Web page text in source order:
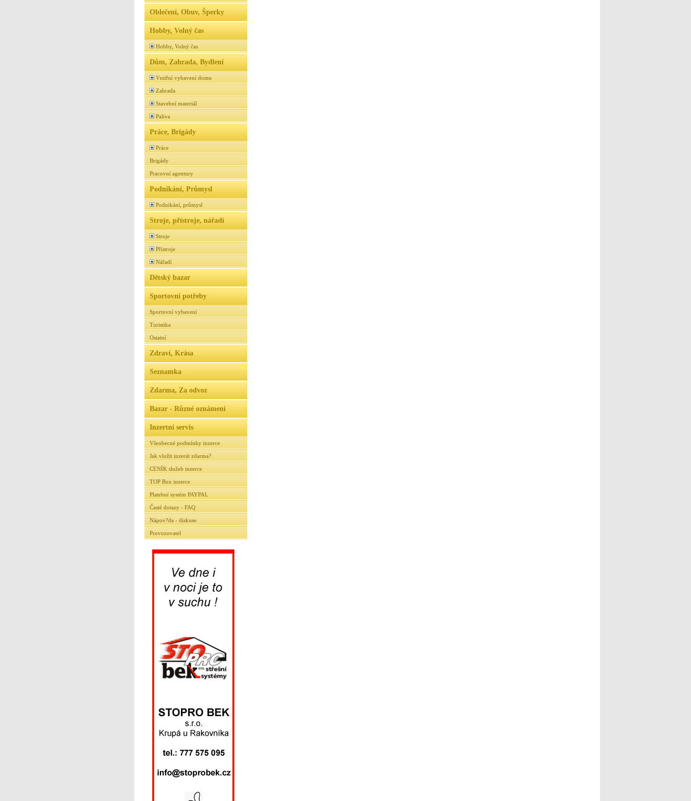
Oblečení, Obuv, Šperky
Hobby, Volný čas
Hobby, Volný čas
Dům, Zahrada, Bydlení
Vnitřní vybavení domu
Zahrada
Stavební materiál
Paliva
Práce, Brigády
Práce
Brigády
Pracovní agentury
Podnikání, Průmysl
Podnikání, průmysl
Stroje, přístroje, nářadí
Stroje
Přístroje
Nářadí
Dětský bazar
Sportovní potřeby
Sportovní vybavení
Turistika
Ostatní
Zdraví, Krása
Seznamka
Zdarma, Za odvoz
Bazar - Různé oznámení
Inzertní servis
Všeobecné podmínky inzerce
Jak vložit inzerát zdarma?
CENÍK služeb inzerce
TOP Box inzerce
Platební systém PAYPAL
Časté dotazy - FAQ
Nápov?da - diskuse
Provozovatel